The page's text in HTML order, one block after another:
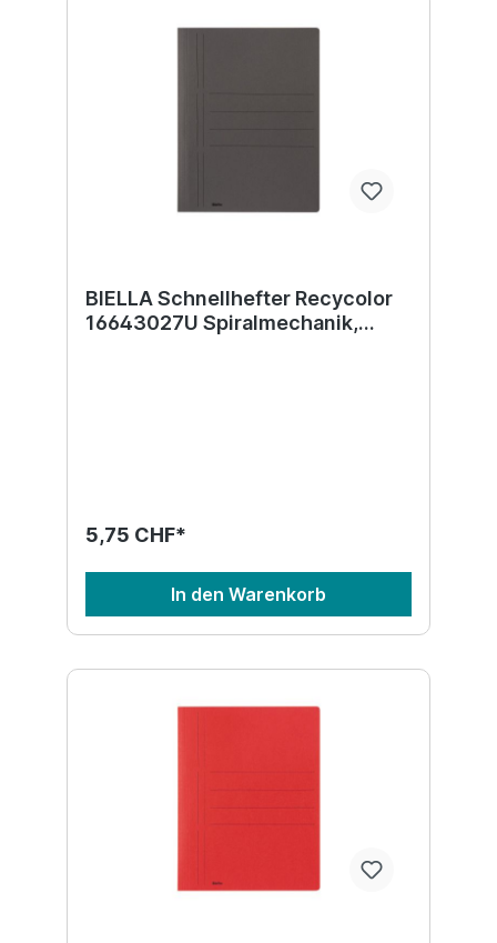
BIELLA Schnellhefter Recycolor
16643027U Spiralmechanik,
5,75 CHF*
In den Warenkorb